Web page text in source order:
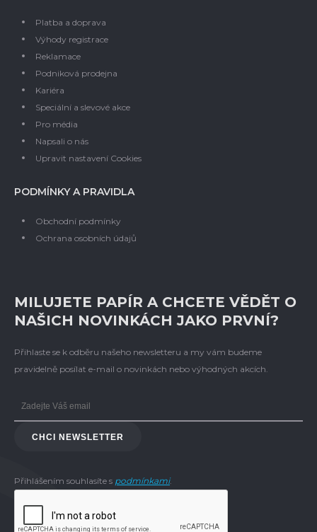
Platba a doprava
Výhody registrace
Reklamace
Podniková prodejna
Kariéra
Speciální a slevové akce
Pro média
Napsali o nás
Upravit nastavení Cookies
PODMÍNKY A PRAVIDLA
Obchodní podmínky
Ochrana osobních údajů
MILUJETE PAPÍR A CHCETE VĚDĚT O
NAŠICH NOVINKÁCH JAKO PRVNÍ?
Přihlaste se k odběru našeho newsletteru a my vám budeme
pravidelně posílat e-mail o novinkách nebo výhodných akcích.
CHCI NEWSLETTER
Přihlášením souhlasíte s podmínkami.